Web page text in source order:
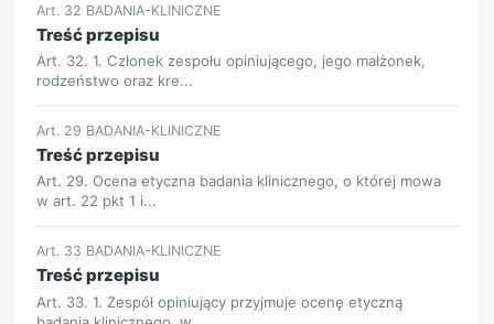
Art. 32 BADANIA-KLINICZNE
Treść przepisu
Art. 32. 1. Członek zespołu opiniującego, jego małżonek,
rodzeństwo oraz kre...
Art. 29 BADANIA-KLINICZNE
Treść przepisu
Art. 29. Ocena etyczna badania klinicznego, o której mowa
w art. 22 pkt 1 i...
Art. 33 BADANIA-KLINICZNE
Treść przepisu
Art. 33. 1. Zespół opiniujący przyjmuje ocenę etyczną